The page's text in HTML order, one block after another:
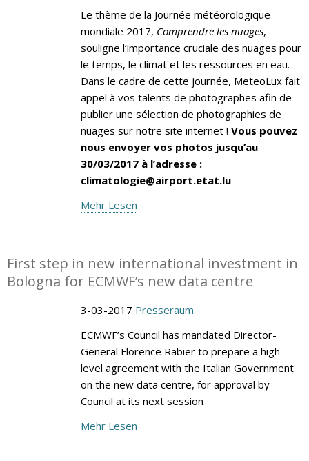
Le thème de la Journée météorologique
mondiale 2017, Comprendre les nuages,
souligne l’importance cruciale des nuages pour
le temps, le climat et les ressources en eau.
Dans le cadre de cette journée, MeteoLux fait
appel à vos talents de photographes afin de
publier une sélection de photographies de
nuages sur notre site internet ! Vous pouvez
nous envoyer vos photos jusqu’au
30/03/2017 à l’adresse :
climatologie@airport.etat.lu
Mehr Lesen
First step in new international investment in
Bologna for ECMWF’s new data centre
3-03-2017 Presseraum
ECMWF’s Council has mandated Director-
General Florence Rabier to prepare a high-
level agreement with the Italian Government
on the new data centre, for approval by
Council at its next session
Mehr Lesen